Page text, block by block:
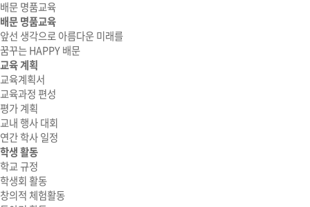
배문 명품교육
배문 명품교육
앞선 생각으로 아름다운 미래를
꿈꾸는 HAPPY 배문
교육 계획
교육계획서
교육과정 편성
평가 계획
교내 행사 대회
연간 학사 일정
학생 활동
학교 규정
학생회 활동
창의적 체험활동